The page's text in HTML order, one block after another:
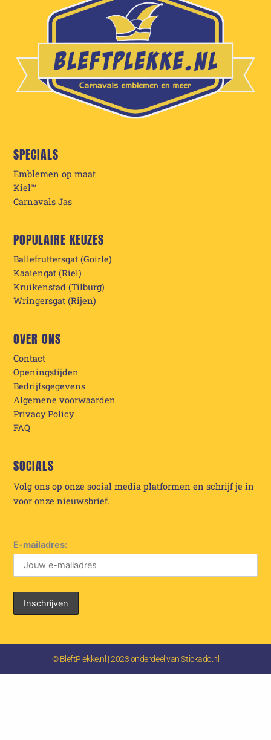
SPECIALS
Emblemen op maat
Kiel™
Carnavals Jas
POPULAIRE KEUZES
Ballefruttersgat (Goirle)
Kaaiengat (Riel)
Kruikenstad (Tilburg)
Wringersgat (Rijen)
OVER ONS
Contact
Openingstijden
Bedrijfsgegevens
Algemene voorwaarden
Privacy Policy
FAQ
SOCIALS
Volg ons op onze social media platformen en schrijf je in
voor onze nieuwsbrief.
E-mailadres:
© BleftPlekke.nl | 2023 onderdeel van Stickado.nl